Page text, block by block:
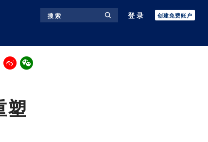
搜 索 登录 创建免费账户
塑